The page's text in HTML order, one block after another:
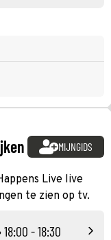
MIJNGIDS
Live live
te zien op tv.
18:00 - 18:30